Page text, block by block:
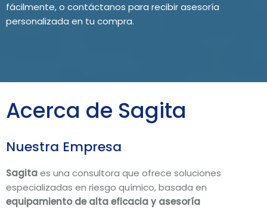
fácilmente, o contáctanos para recibir asesoría
personalizada en tu compra.
Acerca de Sagita
Nuestra Empresa
Sagitaes una consultora que ofrece soluciones
especializadas en riesgo químico, basada en
equipamiento de alta eficacia y asesoría